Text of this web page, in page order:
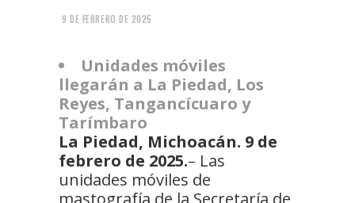
9 DE FEBRERO DE 2025
Unidades móviles
llegarán a La Piedad, Los
Reyes, Tangancícuaro y
Tarímbaro
La Piedad, Michoacán. 9 de
febrero de 2025.– Las
unidades móviles de